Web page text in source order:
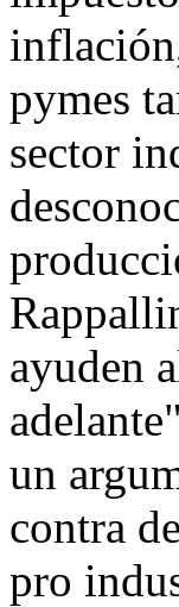
pymes
sector
ayuden
un
contra
pro